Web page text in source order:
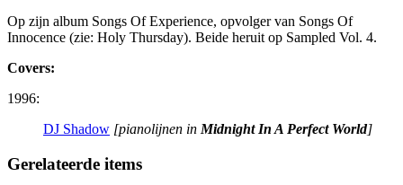
Op zijn album Songs Of Experience, opvolger van Songs Of
Innocence (zie: Holy Thursday). Beide heruit op Sampled Vol. 4.
Covers:
1996:
DJ Shadow [pianolijnen in Midnight In A Perfect World]
Gerelateerde items